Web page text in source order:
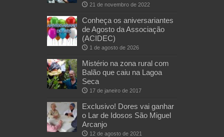
21 de novembro de 2022
Conheça os aniversariantes
de Agosto da Associação
(ACIDEC)
1 de agosto de 2026
Mistério na zona rural com
Balão que caiu na Lagoa
Seca
17 de janeiro de 2017
Exclusivo! Dores vai ganhar
o Lar de Idosos São Miguel
Arcanjo
12 de agosto de 2021